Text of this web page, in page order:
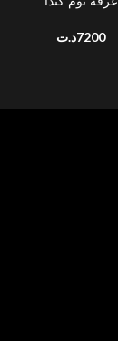
7200د.ت